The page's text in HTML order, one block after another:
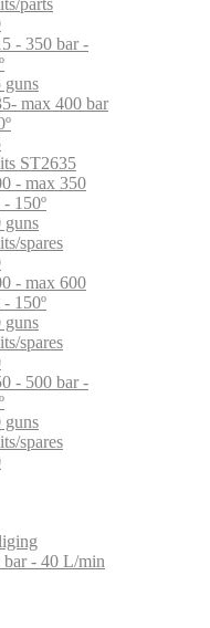
parts
- 350 bar -
guns
max 400 bar
ST2635
- max 350
150º
guns
spares
- max 600
150º
guns
spares
- 500 bar -
guns
spares
bar - 40 L/min